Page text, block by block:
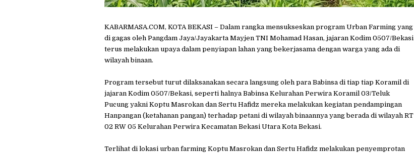
KABARMASA.COM, KOTA BEKASI – Dalam rangka mensukseskan program Urban Farming yang
di gagas oleh Pangdam Jaya/Jayakarta Mayjen TNI Mohamad Hasan, jajaran Kodim 0507/Bekasi
terus melakukan upaya dalam penyiapan lahan yang bekerjasama dengan warga yang ada di
wilayah binaan.
Program tersebut turut dilaksanakan secara langsung oleh para Babinsa di tiap tiap Koramil di
jajaran Kodim 0507/Bekasi, seperti halnya Babinsa Kelurahan Perwira Koramil 03/Teluk
Pucung yakni Koptu Masrokan dan Sertu Hafidz mereka melakukan kegiatan pendampingan
Hanpangan (ketahanan pangan) terhadap petani di wilayah binaannya yang berada di wilayah RT
02 RW 05 Kelurahan Perwira Kecamatan Bekasi Utara Kota Bekasi.
Terlihat di lokasi urban farming Koptu Masrokan dan Sertu Hafidz melakukan penyemprotan